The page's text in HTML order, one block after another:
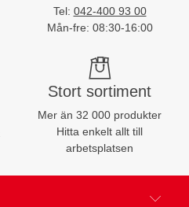
Tel: 042-400 93 00
Mån-fre: 08:30-16:00
Stort sortiment
Mer än 32 000 produkter
Hitta enkelt allt till
arbetsplatsen